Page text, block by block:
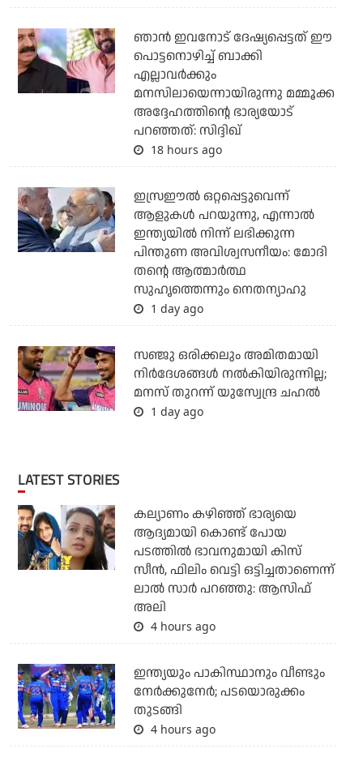
ഞാന്‍ ഇവനോട് ദേഷ്യപ്പെട്ടത് ഈ
പൊട്ടനൊഴിച്ച് ബാക്കി
എല്ലാവര്‍ക്കും
മനസിലായെന്നായിരുന്നു മമ്മൂക്ക
അദ്ദേഹത്തിന്റെ ഭാര്യയോട്
പറഞ്ഞത്: സിദ്ദിഖ്
18 hours ago
ഇസ്രഈല്‍ ഒറ്റപ്പെട്ടുവെന്ന്
ആളുകള്‍ പറയുന്നു, എന്നാല്‍
ഇന്ത്യയില്‍ നിന്ന് ലഭിക്കുന്ന
പിന്തുണ അവിശ്വസനീയം: മോദി
തന്റെ ആത്മാര്‍ത്ഥ
സുഹൃത്തെന്നും നെതന്യാഹു
1 day ago
സഞ്ജു ഒരിക്കലും അമിതമായി
നിര്‍ദേശങ്ങള്‍ നല്‍കിയിരുന്നില്ല;
മനസ് തുറന്ന് യുസ്വേന്ദ്ര ചഹല്‍
1 day ago
LATEST STORIES
കല്യാണം കഴിഞ്ഞ് ഭാര്യയെ
ആദ്യമായി കൊണ്ട് പോയ
പടത്തില്‍ ഭാവനുമായി കിസ്
സീന്‍, ഫിലിം വെട്ടി ഒട്ടിച്ചതാണെന്ന്
ലാല്‍ സാര്‍ പറഞ്ഞു: ആസിഫ്
അലി
4 hours ago
ഇന്ത്യയും പാകിസ്ഥാനും വീണ്ടും
നേര്‍ക്കുനേര്‍; പടയൊരുക്കം
തുടങ്ങി
4 hours ago